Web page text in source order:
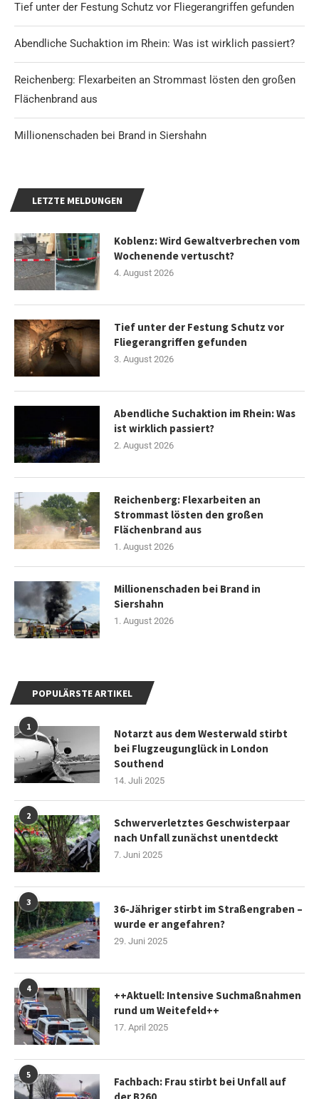
Tief unter der Festung Schutz vor Fliegerangriffen gefunden
Abendliche Suchaktion im Rhein: Was ist wirklich passiert?
Reichenberg: Flexarbeiten an Strommast lösten den großen
Flächenbrand aus
Millionenschaden bei Brand in Siershahn
LETZTE MELDUNGEN
Koblenz: Wird Gewaltverbrechen vom
Wochenende vertuscht?
4. August 2026
Tief unter der Festung Schutz vor
Fliegerangriffen gefunden
3. August 2026
Abendliche Suchaktion im Rhein: Was
ist wirklich passiert?
2. August 2026
Reichenberg: Flexarbeiten an
Strommast lösten den großen
Flächenbrand aus
1. August 2026
Millionenschaden bei Brand in
Siershahn
1. August 2026
POPULÄRSTE ARTIKEL
1
Notarzt aus dem Westerwald stirbt
bei Flugzeugunglück in London
Southend
14. Juli 2025
2
Schwerverletztes Geschwisterpaar
nach Unfall zunächst unentdeckt
7. Juni 2025
3
36-Jähriger stirbt im Straßengraben –
wurde er angefahren?
29. Juni 2025
4
++Aktuell: Intensive Suchmaßnahmen
rund um Weitefeld++
17. April 2025
5
Fachbach: Frau stirbt bei Unfall auf